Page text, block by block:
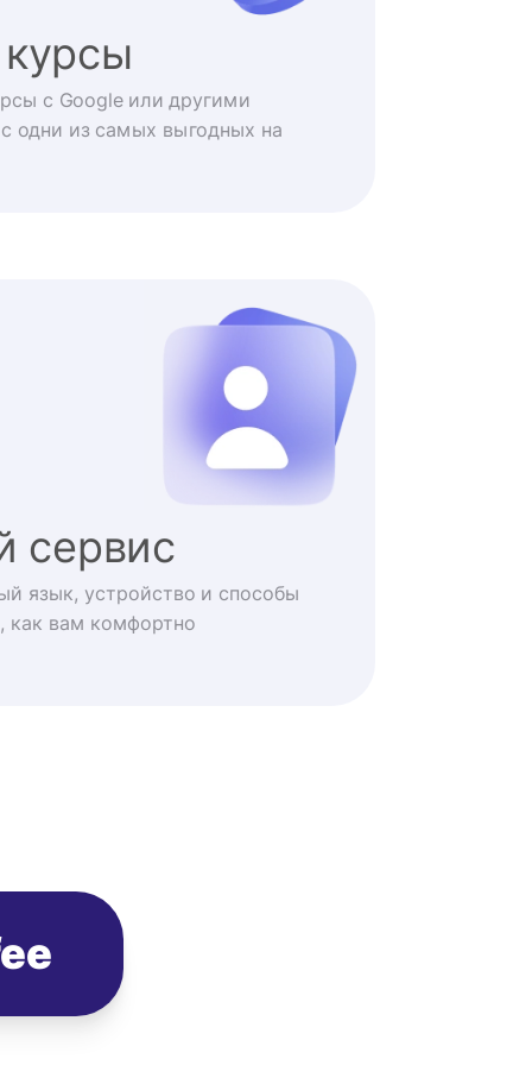
с Google или другими
одни из самых выгодных на
сервис
язык, устройство и способы
как вам комфортно